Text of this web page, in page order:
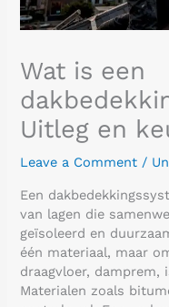
Wat is een
Uitleg en
Leave a Comment /
Een
van lagen die
geïsoleerd en
één materiaal, maar
draagvloer, damprem,
Materialen zoals